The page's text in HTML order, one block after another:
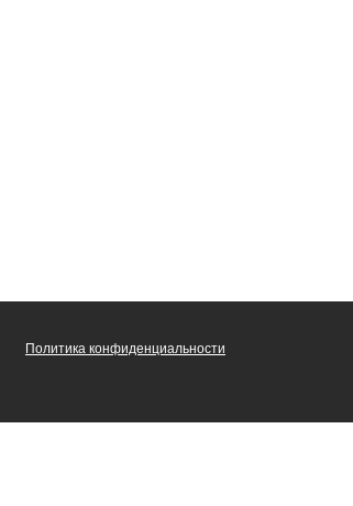
Политика конфиденциальности